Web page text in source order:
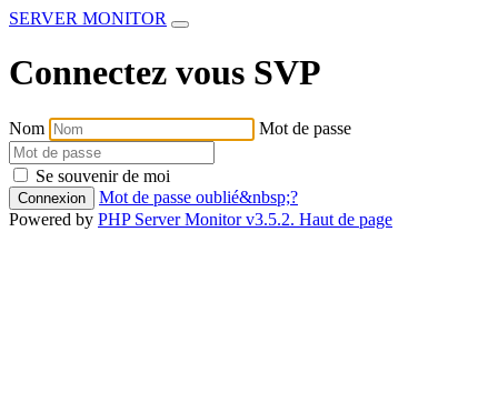
SERVER MONITOR
Connectez vous SVP
Nom Mot de passe
Se souvenir de moi
Connexion
Mot de passe oublié&nbsp;?
Powered by PHP Server Monitor v3.5.2. Haut de page